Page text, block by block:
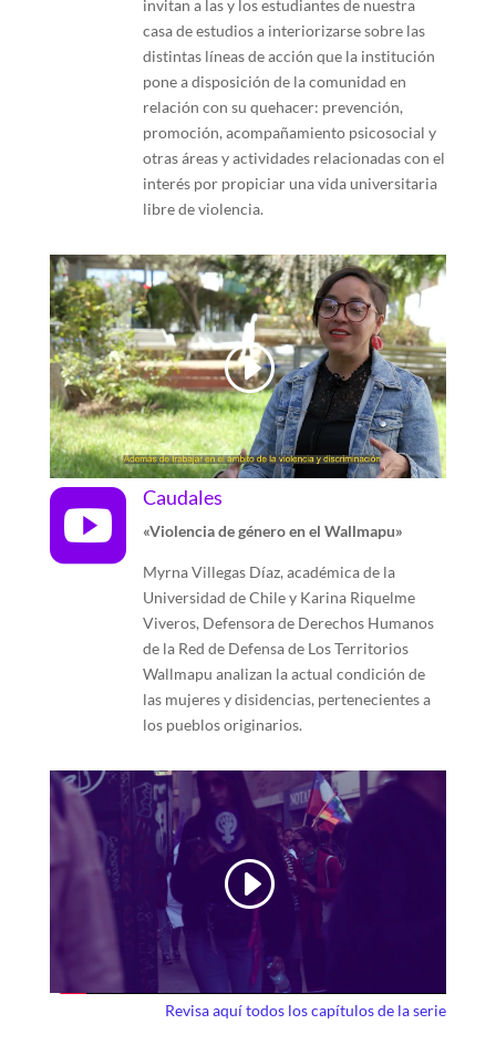
invitan a las y los estudiantes de nuestra
casa de estudios a interiorizarse sobre las
distintas líneas de acción que la institución
pone a disposición de la comunidad en
relación con su quehacer: prevención,
promoción, acompañamiento psicosocial y
otras áreas y actividades relacionadas con el
interés por propiciar una vida universitaria
libre de violencia.
 Caudales
«Violencia de género en el Wallmapu»
Myrna Villegas Díaz, académica de la
Universidad de Chile y Karina Riquelme
Viveros, Defensora de Derechos Humanos
de la Red de Defensa de Los Territorios
Wallmapu analizan la actual condición de
las mujeres y disidencias, pertenecientes a
los pueblos originarios.
Revisa aquí todos los capítulos de la serie